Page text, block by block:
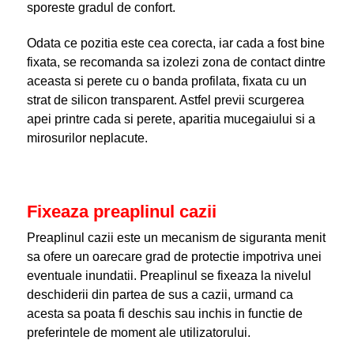
sporeste gradul de confort.
Odata ce pozitia este cea corecta, iar cada a fost bine
fixata, se recomanda sa izolezi zona de contact dintre
aceasta si perete cu o banda profilata, fixata cu un
strat de silicon transparent. Astfel previi scurgerea
apei printre cada si perete, aparitia mucegaiului si a
mirosurilor neplacute.
Fixeaza preaplinul cazii
Preaplinul cazii este un mecanism de siguranta menit
sa ofere un oarecare grad de protectie impotriva unei
eventuale inundatii. Preaplinul se fixeaza la nivelul
deschiderii din partea de sus a cazii, urmand ca
acesta sa poata fi deschis sau inchis in functie de
preferintele de moment ale utilizatorului.